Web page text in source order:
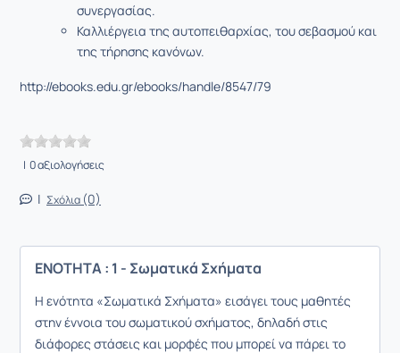
συνεργασίας.
Καλλιέργεια της αυτοπειθαρχίας, του σεβασμού και
της τήρησης κανόνων.
http://ebooks.edu.gr/ebooks/handle/8547/79
| 0 αξιολογήσεις
| Σχόλια (0)
ΕΝΟΤΗΤΑ : 1 - Σωματικά Σχήματα
Η ενότητα «Σωματικά Σχήματα» εισάγει τους μαθητές
στην έννοια του σωματικού σχήματος, δηλαδή στις
διάφορες στάσεις και μορφές που μπορεί να πάρει το